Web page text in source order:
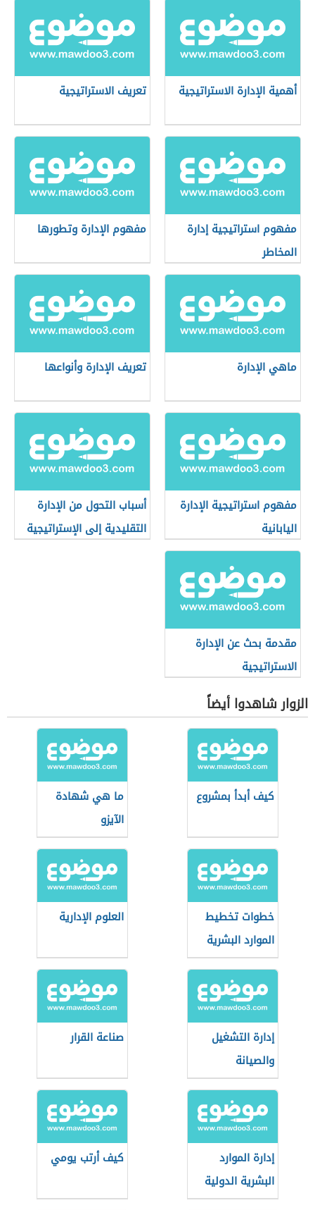
أهمية الإدارة الاستراتيجية تعريف الاستراتيجية
مفهوم استراتيجية إدارة
المخاطر
مفهوم الإدارة وتطورها
ماهي الإدارة تعريف الإدارة وأنواعها
مفهوم استراتيجية الإدارة
اليابانية
أسباب التحول من الإدارة
التقليدية إلى الإستراتيجية
مقدمة بحث عن الإدارة
الاستراتيجية
الزوار شاهدوا أيضاً
كيف أبدأ بمشروع
ما هي شهادة
الآيزو
خطوات تخطيط
الموارد البشرية
العلوم الإدارية
إدارة التشغيل
والصيانة
صناعة القرار
إدارة الموارد
البشرية الدولية
كيف أرتب يومي